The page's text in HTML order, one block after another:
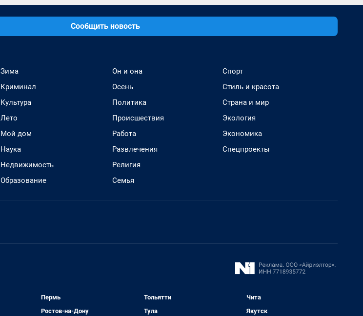
Сообщить новость
Зима
Криминал
Культура
Лето
Мой дом
Наука
Недвижимость
Образование
Он и она
Осень
Политика
Происшествия
Работа
Развлечения
Религия
Семья
Спорт
Стиль и красота
Страна и мир
Экология
Экономика
Спецпроекты
Пермь
Ростов-на-Дону
Тольятти
Тула
Чита
Якутск